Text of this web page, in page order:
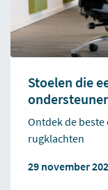
Stoelen die
Ontdek de
rugklachten
29 november